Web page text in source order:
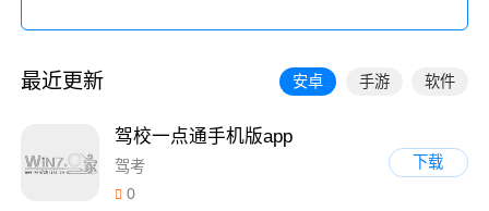
最近更新 安卓 手游 软件
驾校一点通手机版app
驾考
0
下载